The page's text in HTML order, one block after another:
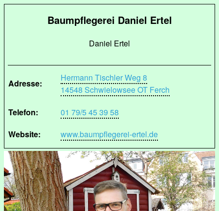
Baumpflegerei Daniel Ertel
Daniel Ertel
Adresse:
Hermann Tischler Weg 8
14548 Schwielowsee OT Ferch
Telefon:
01 79/5 45 39 58
Website:
www.baumpflegerei-ertel.de